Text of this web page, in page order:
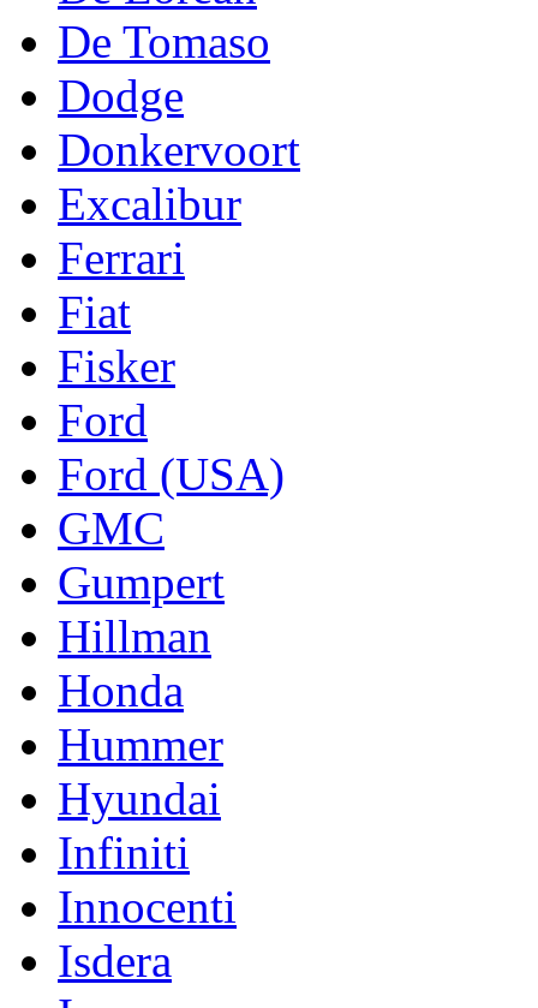
De Tomaso
Dodge
Donkervoort
Excalibur
Ferrari
Fiat
Fisker
Ford
Ford (USA)
GMC
Gumpert
Hillman
Honda
Hummer
Hyundai
Infiniti
Innocenti
Isdera